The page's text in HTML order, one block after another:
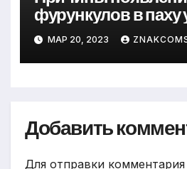
фурункулов в паху
МАР 20, 2023
Добавить
Для отправки